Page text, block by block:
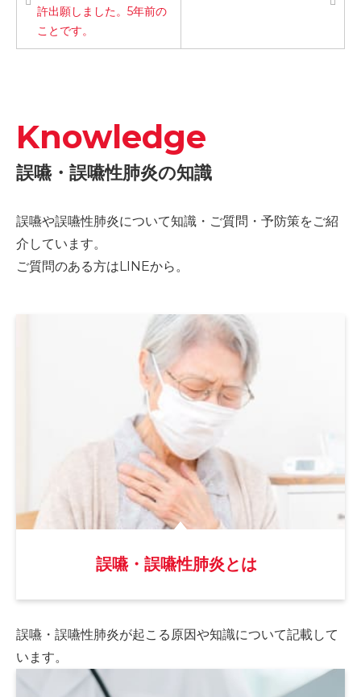
許出願しました。5年前の
ことです。
Knowledge
誤嚥・誤嚥性肺炎の知識
誤嚥や誤嚥性肺炎について知識・ご質問・予防策をご紹
介しています。
ご質問のある方はLINEから。
誤嚥・誤嚥性肺炎とは
誤嚥・誤嚥性肺炎が起こる原因や知識について記載して
います。